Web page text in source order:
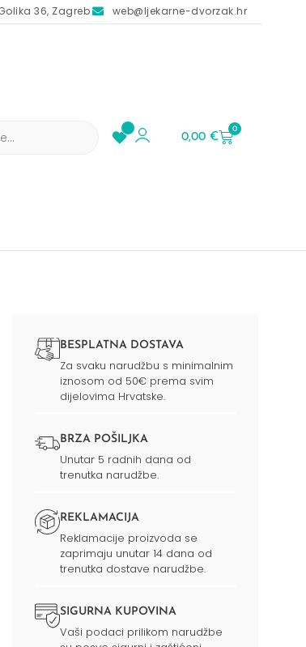
36, Zagreb web@ljekarne-dvorzak.hr
0,00€
0
BESPLATNA DOSTAVA
Za svaku narudžbu s minimalnim
iznosom od 50€ prema svim
dijelovima Hrvatske.
BRZA POŠILJKA
Unutar 5 radnih dana od
trenutka narudžbe.
REKLAMACIJA
Reklamacije proizvoda se
zaprimaju unutar 14 dana od
trenutka dostave narudžbe.
SIGURNA KUPOVINA
Vaši podaci prilikom narudžbe